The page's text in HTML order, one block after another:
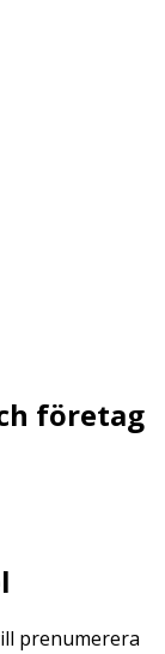
företag
prenumerera